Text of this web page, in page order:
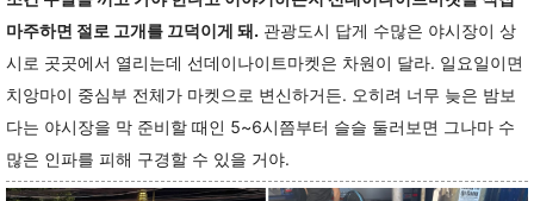
마주하면 절로 고개를 끄덕이게 돼. 관광도시 답게 수많은 야시장이 상
시로 곳곳에서 열리는데 선데이나이트마켓은 차원이 달라. 일요일이면
치앙마이 중심부 전체가 마켓으로 변신하거든. 오히려 너무 늦은 밤보
다는 야시장을 막 준비할 때인 5~6시쯤부터 슬슬 둘러보면 그나마 수
많은 인파를 피해 구경할 수 있을 거야.